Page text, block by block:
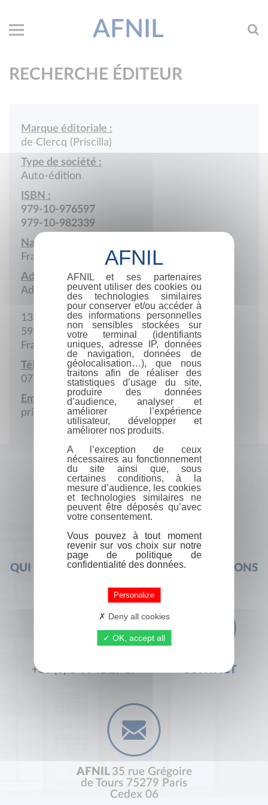
AFNIL
RECHERCHE ÉDITEUR
Marque éditoriale :
de Clercq (Priscilla)
Type de société :
Auto-édition
ISBN :
979-10-976597
979-10-982339
Nationalité :
France
Adresse :
Adresse postale
13 Allée des Saules
59166 Bousbecque
France
Téléphone portable :
07 62 58 07 00
Email :
priscillaetmattew@hotmail.fr
QUI SOMMES-NOUS ? FOIRE AUX QUESTIONS
+33 (0) 1 44 41 29 19 CONTACT
AFNIL 35 rue Grégoire
de Tours 75279 Paris
Cedex 06
AFNIL et ses partenaires
peuvent utiliser des cookies ou
des technologies similaires
pour conserver et/ou accéder à
des informations personnelles
non sensibles stockées sur
votre terminal (identifiants
uniques, adresse IP, données
de navigation, données de
géolocalisation…), que nous
traitons afin de réaliser des
statistiques d’usage du site,
produire des données
d’audience, analyser et
améliorer l’expérience
utilisateur, développer et
améliorer nos produits.
A l’exception de ceux
nécessaires au fonctionnement
du site ainsi que, sous
certaines conditions, à la
mesure d’audience, les cookies
et technologies similaires ne
peuvent être déposés qu’avec
votre consentement.
Vous pouvez à tout moment
revenir sur vos choix sur notre
page de politique de
confidentialité des données.
Personalize
Deny all cookies
OK, accept all